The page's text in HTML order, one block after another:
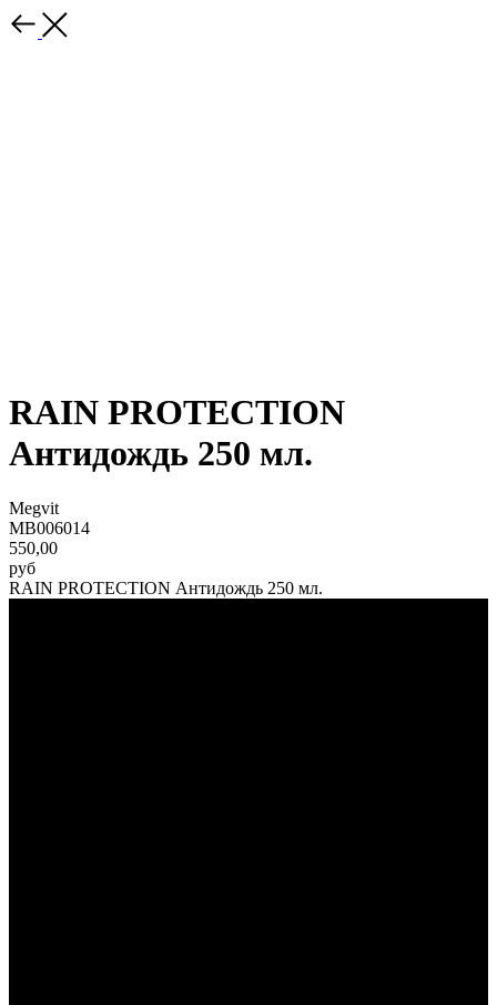
RAIN PROTECTION
Антидождь 250 мл.
Megvit
МВ006014
550,00
руб
RAIN PROTECTION Антидождь 250 мл.